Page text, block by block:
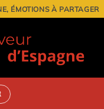
ÉMOTIONS À PARTAGER